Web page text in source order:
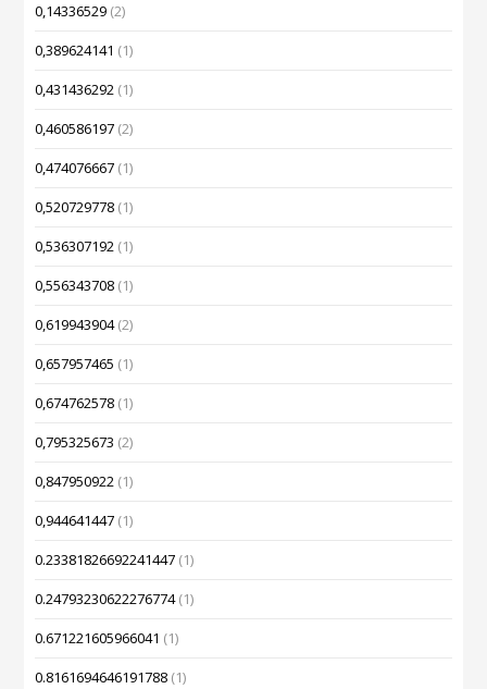
0,14336529 (2)
0,389624141 (1)
0,431436292 (1)
0,460586197 (2)
0,474076667 (1)
0,520729778 (1)
0,536307192 (1)
0,556343708 (1)
0,619943904(2)
0,657957465 (1)
0,674762578 (1)
0,795325673 (2)
0,847950922 (1)
0,944641447 (1)
0.23381826692241447 (1)
0.24793230622276774(1)
0.671221605966041 (1)
0.8161694646191788 (1)